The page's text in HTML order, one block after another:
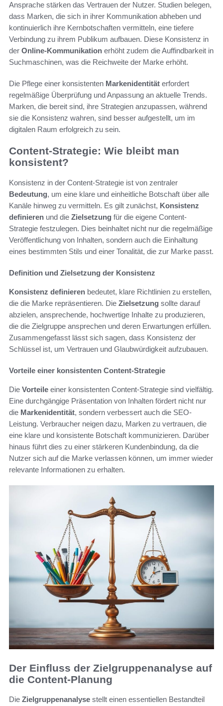
Ansprache stärken das Vertrauen der Nutzer. Studien belegen,
dass Marken, die sich in ihrer Kommunikation abheben und
kontinuierlich ihre Kernbotschaften vermitteln, eine tiefere
Verbindung zu ihrem Publikum aufbauen. Diese Konsistenz in
der Online-Kommunikation erhöht zudem die Auffindbarkeit in
Suchmaschinen, was die Reichweite der Marke erhöht.
Die Pflege einer konsistenten Markenidentität erfordert
regelmäßige Überprüfung und Anpassung an aktuelle Trends.
Marken, die bereit sind, ihre Strategien anzupassen, während
sie die Konsistenz wahren, sind besser aufgestellt, um im
digitalen Raum erfolgreich zu sein.
Content-Strategie: Wie bleibt man
konsistent?
Konsistenz in der Content-Strategie ist von zentraler
Bedeutung, um eine klare und einheitliche Botschaft über alle
Kanäle hinweg zu vermitteln. Es gilt zunächst, Konsistenz
definieren und die Zielsetzung für die eigene Content-
Strategie festzulegen. Dies beinhaltet nicht nur die regelmäßige
Veröffentlichung von Inhalten, sondern auch die Einhaltung
eines bestimmten Stils und einer Tonalität, die zur Marke passt.
Definition und Zielsetzung der Konsistenz
Konsistenz definieren bedeutet, klare Richtlinien zu erstellen,
die die Marke repräsentieren. Die Zielsetzung sollte darauf
abzielen, ansprechende, hochwertige Inhalte zu produzieren,
die die Zielgruppe ansprechen und deren Erwartungen erfüllen.
Zusammengefasst lässt sich sagen, dass Konsistenz der
Schlüssel ist, um Vertrauen und Glaubwürdigkeit aufzubauen.
Vorteile einer konsistenten Content-Strategie
Die Vorteile einer konsistenten Content-Strategie sind vielfältig.
Eine durchgängige Präsentation von Inhalten fördert nicht nur
die Markenidentität, sondern verbessert auch die SEO-
Leistung. Verbraucher neigen dazu, Marken zu vertrauen, die
eine klare und konsistente Botschaft kommunizieren. Darüber
hinaus führt dies zu einer stärkeren Kundenbindung, da die
Nutzer sich auf die Marke verlassen können, um immer wieder
relevante Informationen zu erhalten.
Der Einfluss der Zielgruppenanalyse auf
die Content-Planung
Die Zielgruppenanalyse stellt einen essentiellen Bestandteil